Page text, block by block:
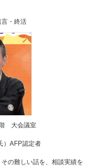
・終活
大会議室
）AFP認定者
の難しい話を、相談実績を